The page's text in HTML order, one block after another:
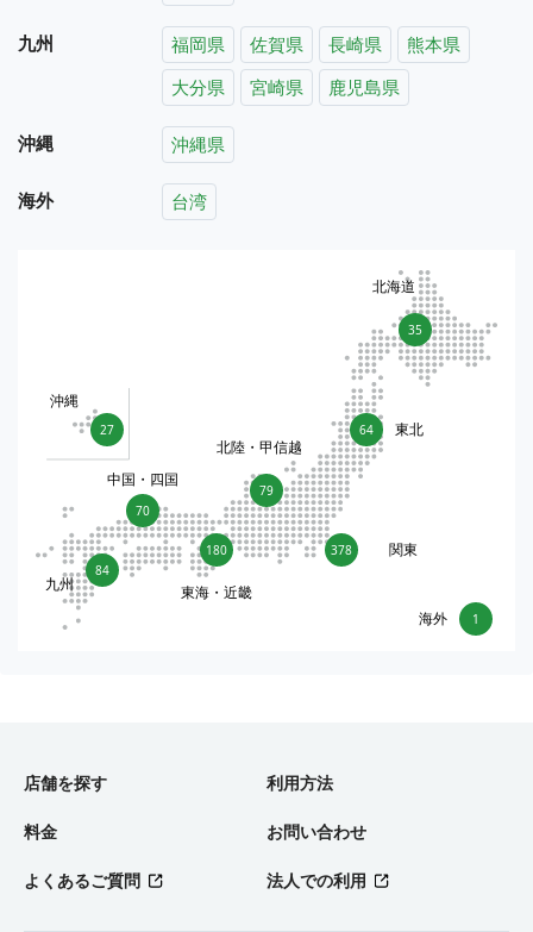
九州 福岡県 佐賀県 長崎県
熊本県
大分県
宮崎県 鹿児島県
沖縄 沖縄県
海外 台湾
35
北海道
64 東北
378 関東
79
北陸・甲信越
180
東海・近畿
70
中国・四国
84
九州
27
沖縄
1
海外
店舗を探す 利用方法
料金 お問い合わせ
よくあるご質問 法人での利用